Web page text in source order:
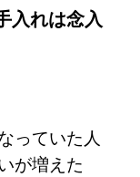
入れは念入
っていた人
が増えた